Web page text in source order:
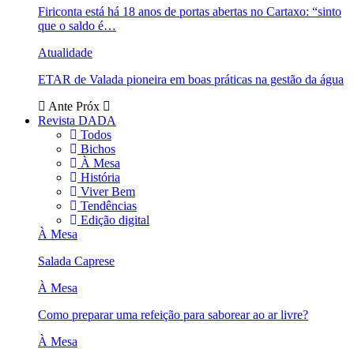
Firiconta está há 18 anos de portas abertas no Cartaxo: “sinto
que o saldo é…
Atualidade
ETAR de Valada pioneira em boas práticas na gestão da água
Ante Próx
Revista DADA
Todos
Bichos
À Mesa
História
Viver Bem
Tendências
Edição digital
À Mesa
Salada Caprese
À Mesa
Como preparar uma refeição para saborear ao ar livre?
À Mesa